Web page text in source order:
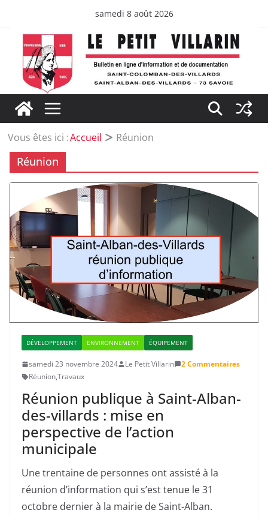
contenu
samedi 8 août 2026
Vous êtes ici :Accueil Réunion
Réunion
DÉVELOPPEMENT ENVIRONNEMENT ÉQUIPEMENT
samedi 23 novembre 2024 Le Petit Villarin
2 Commentaires
Réunion,Travaux
Réunion publique à Saint-Alban-
des-villards : mise en
perspective de l’action
municipale
Une trentaine de personnes ont assisté à la
réunion d’information qui s’est tenue le 31
octobre dernier à la mairie de Saint-Alban.